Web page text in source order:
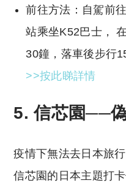
前往方法：自駕前
站乘坐K52巴士，
30鐘，落車後步行
>>按此睇詳情
5. 信芯園──
疫情下無法去日本旅
信芯園的日本主題打